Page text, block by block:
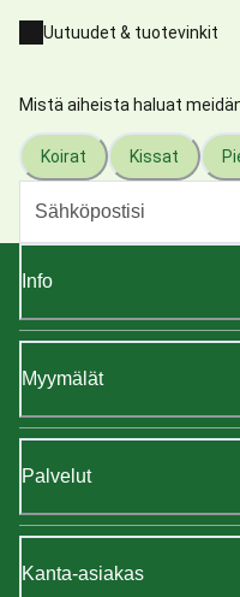
Uutuudet & tuotevinkit
Mistä aiheista haluat
Koirat Kissat
Info
Myymälät
Palvelut
Kanta-asiakas